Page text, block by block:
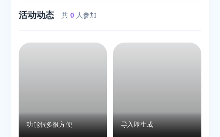
活动动态 共0 人参加
功能很多很方便 导入即生成